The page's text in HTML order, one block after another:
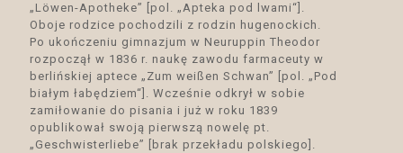
„Löwen-Apotheke” [pol. „Apteka pod lwami“].
Oboje rodzice pochodzili z rodzin hugenockich.
Po ukończeniu gimnazjum w Neuruppin Theodor
rozpoczął w 1836 r. naukę zawodu farmaceuty w
berlińskiej aptece „Zum weißen Schwan” [pol. „Pod
białym łabędziem“]. Wcześnie odkrył w sobie
zamiłowanie do pisania i już w roku 1839
opublikował swoją pierwszą nowelę pt.
„Geschwisterliebe” [brak przekładu polskiego].